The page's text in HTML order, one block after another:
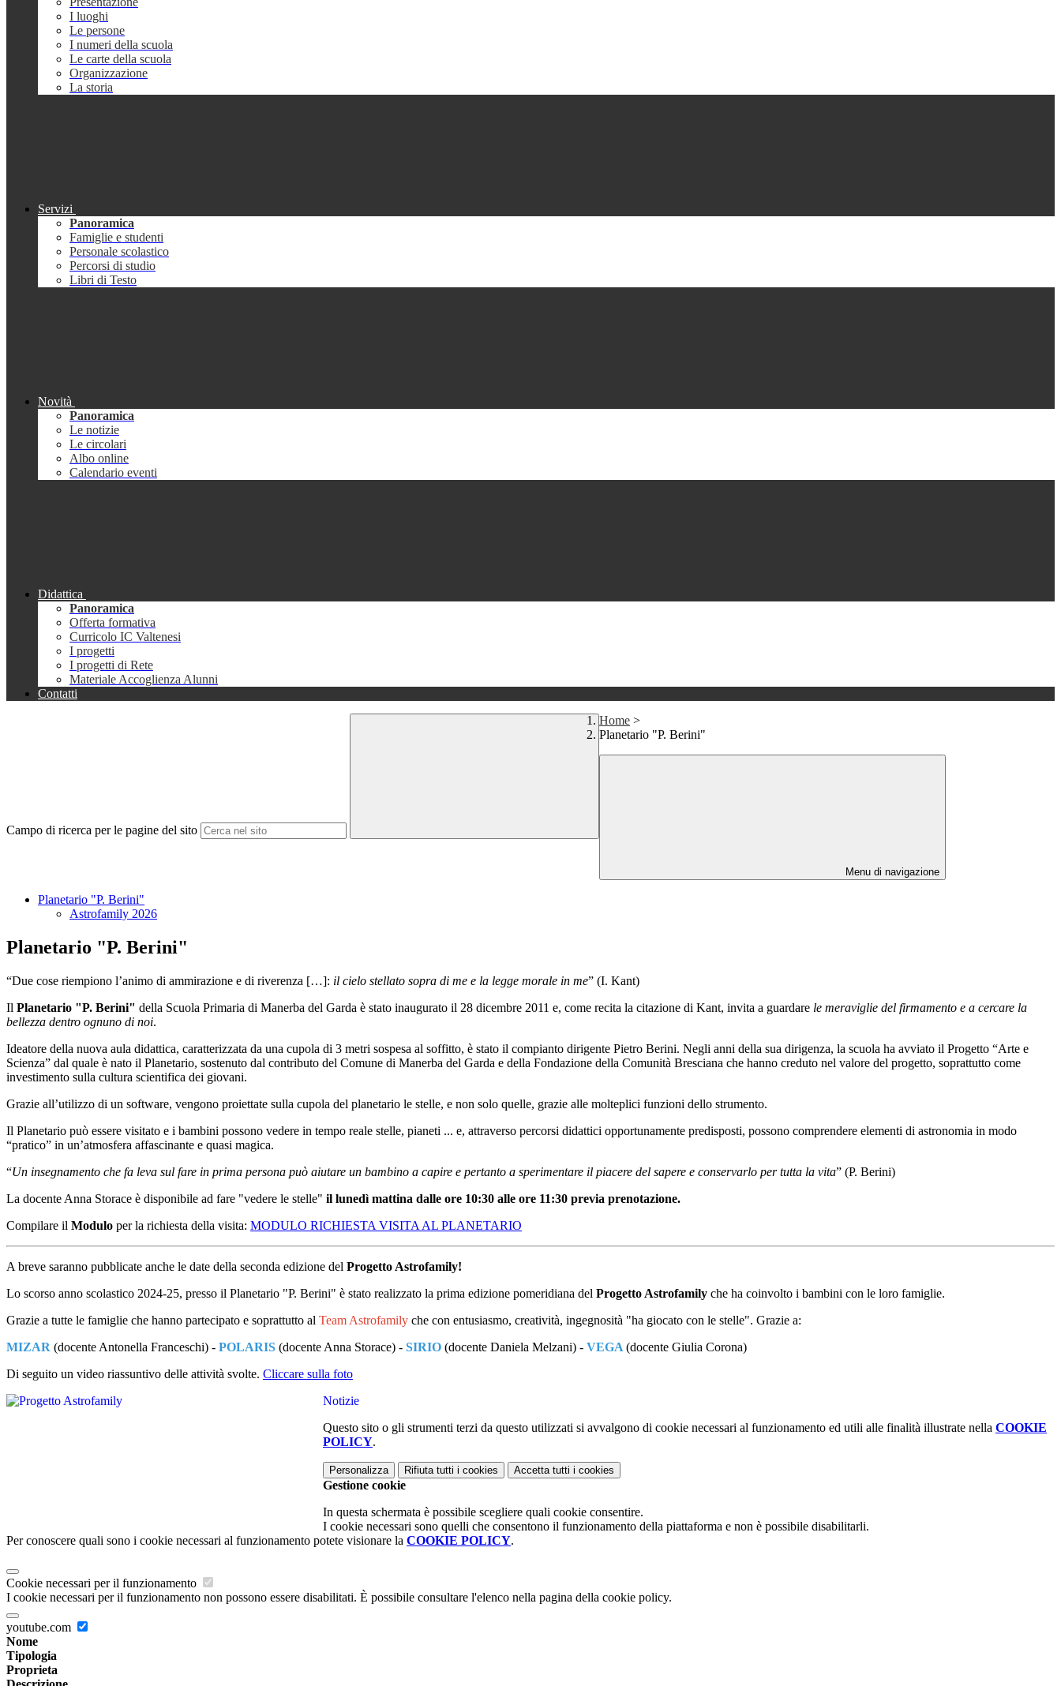
I luoghi
Le persone
I numeri della scuola
Le carte della scuola
Organizzazione
La storia
Servizi
Panoramica
Famiglie e studenti
Personale scolastico
Percorsi di studio
Libri di Testo
Novità
Panoramica
Le notizie
Le circolari
Albo online
Calendario eventi
Didattica
Panoramica
Offerta formativa
Curricolo IC Valtenesi
I progetti
I progetti di Rete
Materiale Accoglienza Alunni
Contatti
Campo di ricerca per le pagine del sito
Home >
Planetario "P. Berini"
Menu di navigazione
Planetario "P. Berini"
Astrofamily 2026
Planetario "P. Berini"
“Due cose riempiono l’animo di ammirazione e di riverenza […]: il cielo stellato sopra di me e la legge morale in me” (I. Kant)
Il Planetario "P. Berini" della Scuola Primaria di Manerba del Garda è stato inaugurato il 28 dicembre 2011 e, come recita la citazione di Kant, invita a guardare le meraviglie del firmamento e a cercare la
bellezza dentro ognuno di noi​.
Ideatore della nuova aula didattica, caratterizzata da una cupola di 3 metri sospesa al soffitto, è stato il compianto dirigente Pietro Berini. Negli anni della sua dirigenza, la scuola ha avviato il Progetto “Arte e
Scienza” dal quale è nato il Planetario, sostenuto dal contributo del Comune di Manerba del Garda e della Fondazione della Comunità Bresciana che hanno creduto nel valore del progetto, soprattutto come
investimento sulla cultura scientifica dei giovani.
Grazie all’utilizzo di un software, vengono proiettate sulla cupola del planetario le stelle, e non solo quelle, grazie alle molteplici funzioni dello strumento.
Il Planetario può essere visitato e i bambini possono vedere in tempo reale stelle, pianeti ... e, attraverso percorsi didattici opportunamente predisposti, possono comprendere elementi di astronomia in modo
“pratico” in un’atmosfera affascinante e quasi magica.
“Un insegnamento che fa leva sul fare in prima persona può aiutare un bambino a capire e pertanto a sperimentare il piacere del sapere e conservarlo per tutta la vita” (P. Berini)
La docente Anna Storace è disponibile ad fare "vedere le stelle" il lunedì mattina dalle ore 10:30 alle ore 11:30 previa prenotazione.
Compilare il Modulo per la richiesta della visita: MODULO RICHIESTA VISITA AL PLANETARIO
A breve saranno pubblicate anche le date della seconda edizione del Progetto Astrofamily!
Lo scorso anno scolastico 2024-25, presso il Planetario "P. Berini" è stato realizzato la prima edizione pomeridiana del Progetto Astrofamily che ha coinvolto i bambini con le loro famiglie.
Grazie a tutte le famiglie che hanno partecipato e soprattutto al Team Astrofamily che con entusiasmo, creatività, ingegnosità "ha giocato con le stelle". Grazie a:
MIZAR (docente Antonella Franceschi) - POLARIS (docente Anna Storace) - SIRIO (docente Daniela Melzani) - VEGA (docente Giulia Corona)
Di seguito un video riassuntivo delle attività svolte. Cliccare sulla foto
Notizie
Questo sito o gli strumenti terzi da questo utilizzati si avvalgono di cookie necessari al funzionamento ed utili alle finalità illustrate nella COOKIE
POLICY.
Personalizza Rifiuta tutti i cookies Accetta tutti i cookies
Gestione cookie
In questa schermata è possibile scegliere quali cookie consentire.
I cookie necessari sono quelli che consentono il funzionamento della piattaforma e non è possibile disabilitarli.
Per conoscere quali sono i cookie necessari al funzionamento potete visionare la COOKIE POLICY.
Cookie necessari per il funzionamento
I cookie necessari per il funzionamento non possono essere disabilitati. È possibile consultare l'elenco nella pagina della cookie policy.
youtube.com
Nome
Tipologia
Proprieta